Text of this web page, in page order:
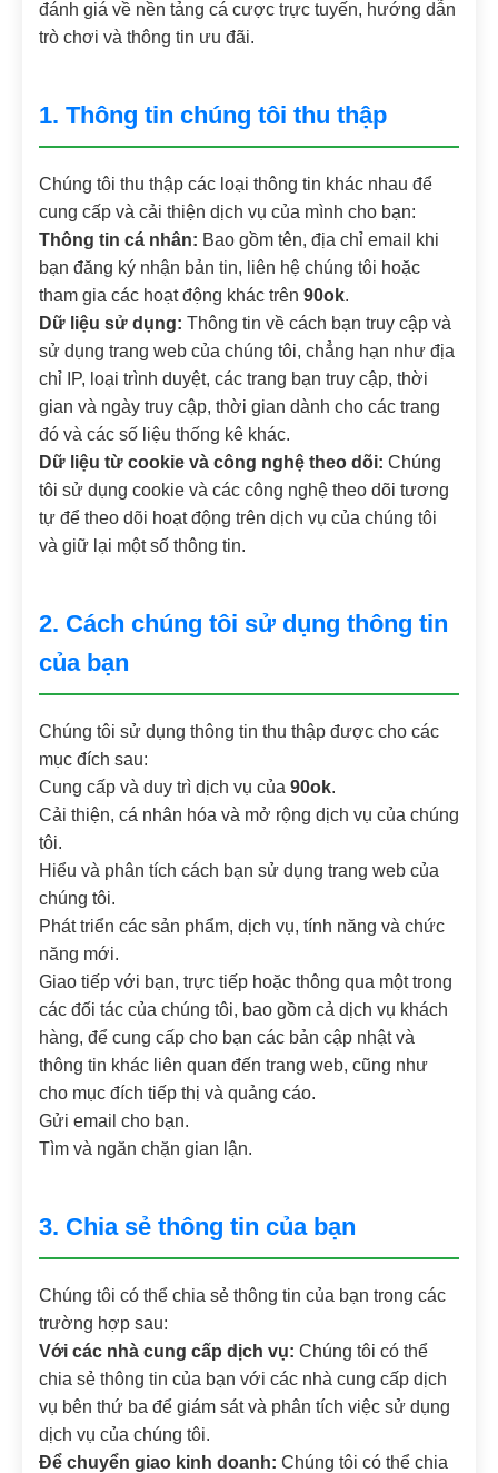
đánh giá về nền tảng cá cược trực tuyến, hướng dẫn
trò chơi và thông tin ưu đãi.
1. Thông tin chúng tôi thu thập
Chúng tôi thu thập các loại thông tin khác nhau để
cung cấp và cải thiện dịch vụ của mình cho bạn:
Thông tin cá nhân: Bao gồm tên, địa chỉ email khi
bạn đăng ký nhận bản tin, liên hệ chúng tôi hoặc
tham gia các hoạt động khác trên 90ok.
Dữ liệu sử dụng: Thông tin về cách bạn truy cập và
sử dụng trang web của chúng tôi, chẳng hạn như địa
chỉ IP, loại trình duyệt, các trang bạn truy cập, thời
gian và ngày truy cập, thời gian dành cho các trang
đó và các số liệu thống kê khác.
Dữ liệu từ cookie và công nghệ theo dõi: Chúng
tôi sử dụng cookie và các công nghệ theo dõi tương
tự để theo dõi hoạt động trên dịch vụ của chúng tôi
và giữ lại một số thông tin.
2. Cách chúng tôi sử dụng thông tin
của bạn
Chúng tôi sử dụng thông tin thu thập được cho các
mục đích sau:
Cung cấp và duy trì dịch vụ của 90ok.
Cải thiện, cá nhân hóa và mở rộng dịch vụ của chúng
tôi.
Hiểu và phân tích cách bạn sử dụng trang web của
chúng tôi.
Phát triển các sản phẩm, dịch vụ, tính năng và chức
năng mới.
Giao tiếp với bạn, trực tiếp hoặc thông qua một trong
các đối tác của chúng tôi, bao gồm cả dịch vụ khách
hàng, để cung cấp cho bạn các bản cập nhật và
thông tin khác liên quan đến trang web, cũng như
cho mục đích tiếp thị và quảng cáo.
Gửi email cho bạn.
Tìm và ngăn chặn gian lận.
3. Chia sẻ thông tin của bạn
Chúng tôi có thể chia sẻ thông tin của bạn trong các
trường hợp sau:
Với các nhà cung cấp dịch vụ: Chúng tôi có thể
chia sẻ thông tin của bạn với các nhà cung cấp dịch
vụ bên thứ ba để giám sát và phân tích việc sử dụng
dịch vụ của chúng tôi.
Để chuyển giao kinh doanh: Chúng tôi có thể chia